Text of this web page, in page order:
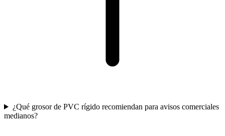
¿Qué grosor de PVC rígido recomiendan para avisos comerciales
medianos?